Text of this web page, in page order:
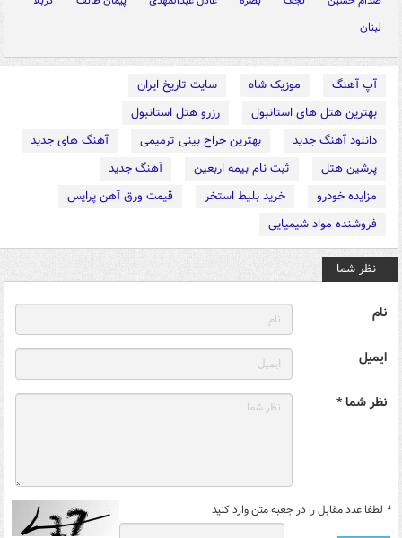
لبنان
آپ آهنگ موزیک شاه
سایت تاریخ ایران
بهترین هتل های استانبول
رزرو هتل استانبول
دانلود آهنگ جدید
بهترین جراح بینی ترمیمی
آهنگ های جدید
پرشین هتل
ثبت نام بیمه اربعین
آهنگ جدید
مزایده خودرو
خرید بلیط استخر
قیمت ورق آهن پرایس
فروشنده مواد شیمیایی
نظر شما
نام
ایمیل
نظر شما *
* لطفا عدد مقابل را در جعبه متن وارد کنید